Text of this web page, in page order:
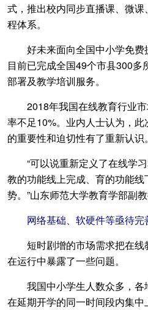
式，推出校内同步直播课、微
程体系。
好未来面向全国中小学免费
目前已完成全国49个市县300
部署及教学培训服务。
2018年我国在线教育行业市
率不足10%。业内人士认为，
的重要性和迫切性有了重新认识。
“可以说重新定义了在线学习
教的功能线上完成、育的功能
势。”山东师范大学教育学部副教
网络基础、软硬件等亟待完
短时剧增的市场需求把在线
在运行中暴露了一些问题。
我国中小学生人数众多，各
在延期开学的同一时间段内集